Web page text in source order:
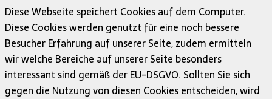
Diese Webseite speichert Cookies auf dem Computer.
Diese Cookies werden genutzt für eine noch bessere
Besucher Erfahrung auf unserer Seite, zudem ermitteln
wir welche Bereiche auf unserer Seite besonders
interessant sind gemäß der EU-DSGVO. Sollten Sie sich
gegen die Nutzung von diesen Cookies entscheiden, wird